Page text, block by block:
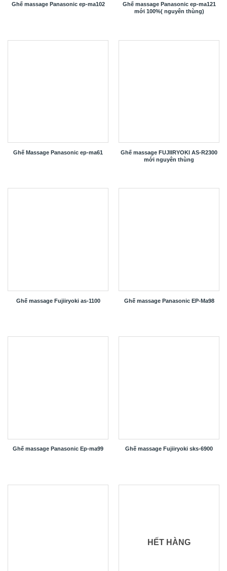
Ghế massage Panasonic ep-ma102
Ghế massage Panasonic ep-ma121
mới 100%( nguyên thùng)
Ghế Massage Panasonic ep-ma61
Ghế massage FUJIIRYOKI AS-R2300
mới nguyên thùng
Ghế massage Fujiiryoki as-1100 Ghế massage Panasonic EP-Ma98
Ghế massage Panasonic Ep-ma99 Ghế massage Fujiiryoki sks-6900
HẾT HÀNG